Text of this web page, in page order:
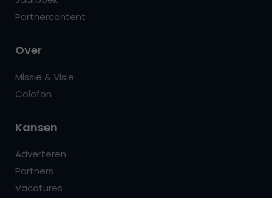
Partnercontent
Over
Missie & Visie
Colofon
Kansen
Adverteren
Partners
Vacatures